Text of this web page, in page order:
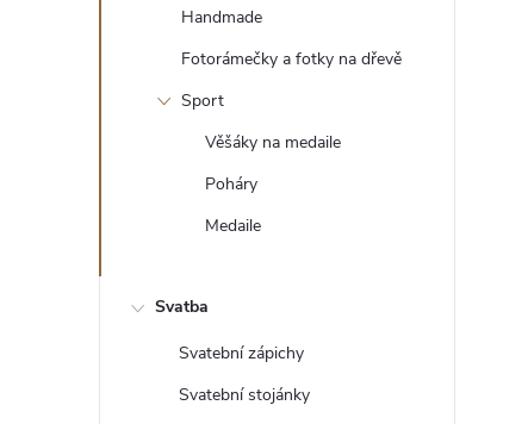
e
Handmade
Fotorámečky a fotky na dřevě
Sport
Věšáky na medaile
Poháry
Medaile
Svatba
Svatební zápichy
Svatební stojánky